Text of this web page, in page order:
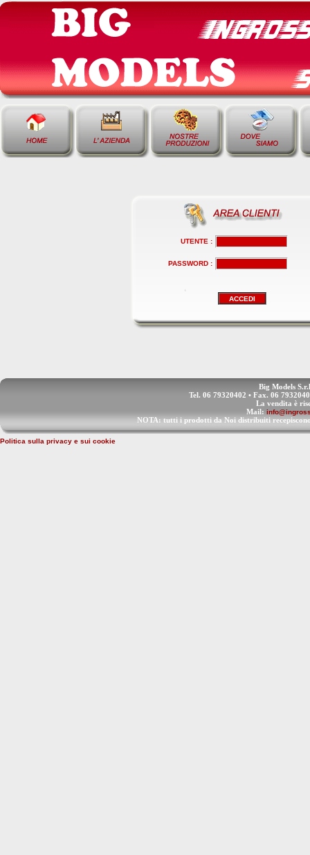
UTENTE :
PASSWORD :
Big Models
Tel. 06 79320402 • Fax. 06
La vendita è
Mail:
NOTA: tutti i prodotti da Noi distribuiti
Politica sulla privacy e sui cookie